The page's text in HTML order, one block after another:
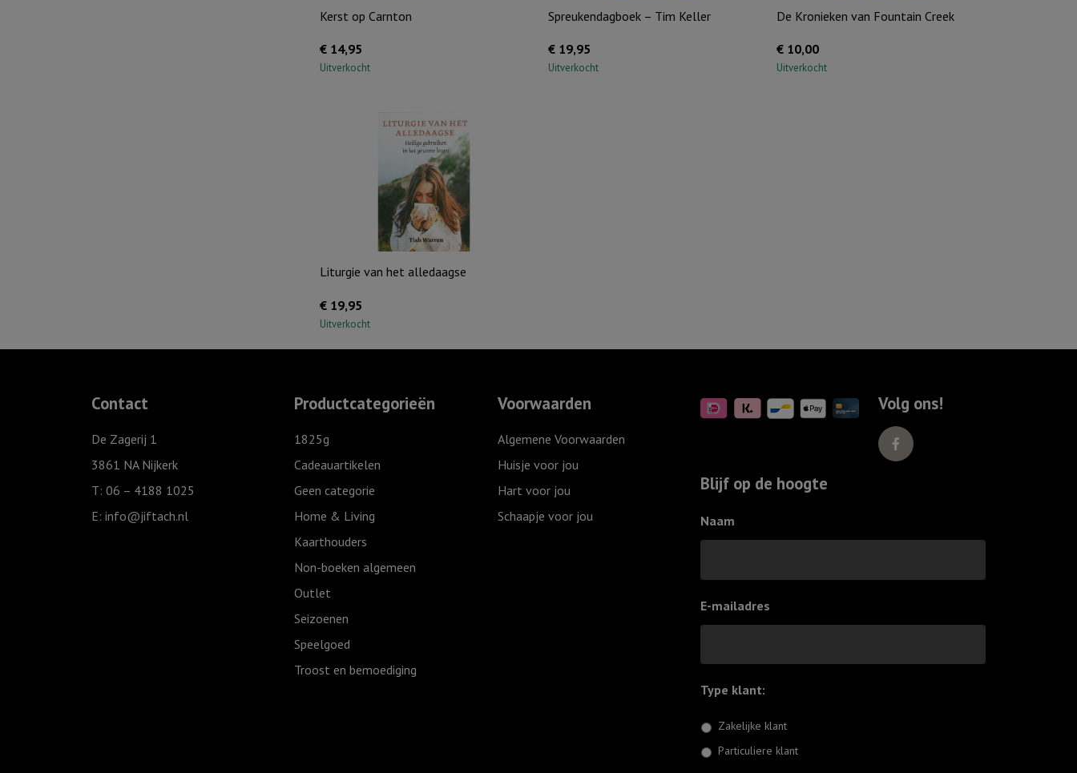
Kerst op Carnton
€ 14,95
Uitverkocht
Spreukendagboek – Tim Keller
€19,95
Uitverkocht
De Kronieken van Fountain Creek
€10,00
Uitverkocht
Liturgie van het alledaagse
€ 19,95
Uitverkocht
Contact
De Zagerij 1
3861 NA Nijkerk
T: 06 – 4188 1025
E: info@jiftach.nl
Productcategorieën
1825g
Cadeauartikelen
Geen categorie
Home & Living
Kaarthouders
Non-boeken algemeen
Outlet
Seizoenen
Speelgoed
Troost en bemoediging
Voorwaarden
Algemene Voorwaarden
Huisje voor jou
Hart voor jou
Schaapje voor jou
Volg ons!
Blijf op de hoogte
Naam
E-mailadres
Type klant:
Zakelijke klant
Particuliere klant